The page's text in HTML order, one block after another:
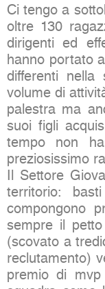
Ci tengo a
oltre 130
dirigenti ed
hanno portato
differenti nella
volume di
palestra ma
suoi figli
tempo non
preziosissimo
Il Settore
territorio:
compongono
sempre il
(scovato a
reclutamento)
premio di